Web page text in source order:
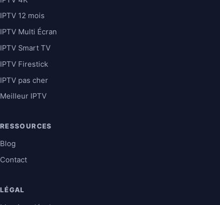
IPTV 12 mois
IPTV Multi Écran
IPTV Smart TV
IPTV Firestick
IPTV pas cher
Meilleur IPTV
RESSOURCES
Blog
Contact
LÉGAL